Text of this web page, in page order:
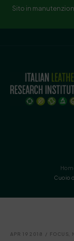
Sito in
Cuoio
APR 19 2018 / FOCUS,